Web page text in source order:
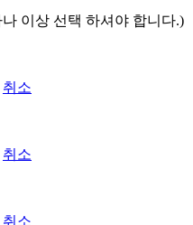
이상 선택 하셔야 합니다.)
취소
취소
취소